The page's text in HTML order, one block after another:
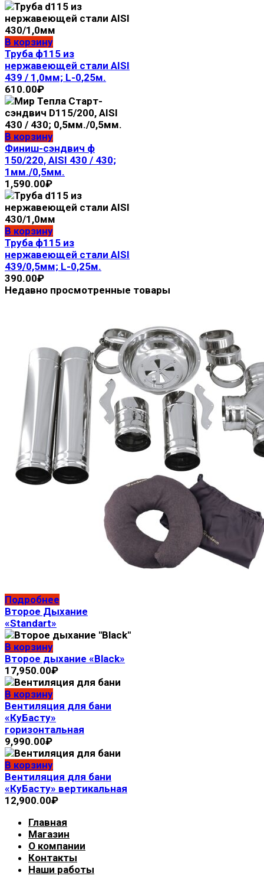
В корзину
Труба ф115 из
нержавеющей стали AISI
439 / 1,0мм; L-0,25м.
610.00₽
В корзину
Финиш-сэндвич ф
150/220, AISI 430 / 430;
1мм./0,5мм.
1,590.00₽
В корзину
Труба ф115 из
нержавеющей стали AISI
439/0,5мм; L-0,25м.
390.00₽
Недавно просмотренные товары
Подробнее
Второе Дыхание
«Standart»
В корзину
Второе дыхание «Black»
17,950.00₽
В корзину
Вентиляция для бани
«КуБасту»
горизонтальная
9,990.00₽
В корзину
Вентиляция для бани
«КуБасту» вертикальная
12,900.00₽
Главная
Магазин
О компании
Контакты
Наши работы